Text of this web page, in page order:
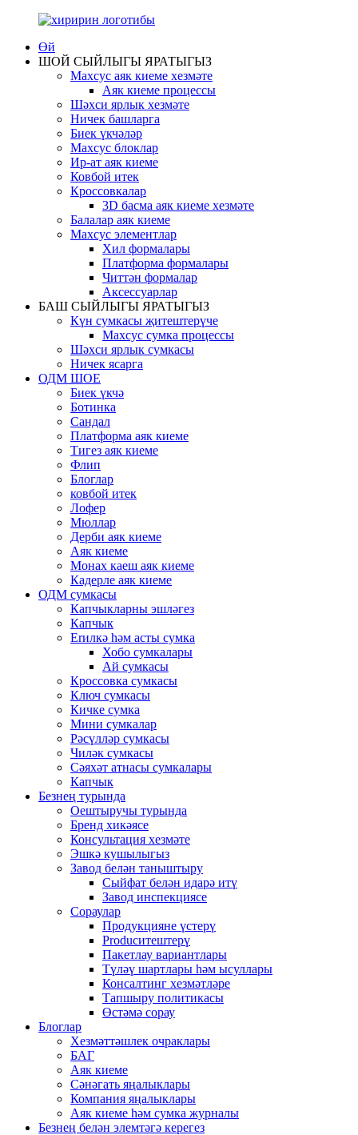
Өй
ШОЙ СЫЙЛЫГЫ ЯРАТЫГЫЗ
Махсус аяк киеме хезмәте
Аяк киеме процессы
Шәхси ярлык хезмәте
Ничек башларга
Биек үкчәләр
Махсус блоклар
Ир-ат аяк киеме
Ковбой итек
Кроссовкалар
3D басма аяк киеме хезмәте
Балалар аяк киеме
Махсус элементлар
Хил формалары
Платформа формалары
Читтән формалар
Аксессуарлар
БАШ СЫЙЛЫГЫ ЯРАТЫГЫЗ
Күн сумкасы җитештерүче
Махсус сумка процессы
Шәхси ярлык сумкасы
Ничек ясарга
ОДМ ШОЕ
Биек үкчә
Ботинка
Сандал
Платформа аяк киеме
Тигез аяк киеме
Флип
Блоглар
ковбой итек
Лофер
Мюллар
Дерби аяк киеме
Аяк киеме
Монах каеш аяк киеме
Кадерле аяк киеме
ОДМ сумкасы
Капчыкларны эшләгез
Капчык
Erилкә һәм асты сумка
Хобо сумкалары
Ай сумкасы
Кроссовка сумкасы
Ключ сумкасы
Кичке сумка
Мини сумкалар
Рәсүлләр сумкасы
Чиләк сумкасы
Сәяхәт атнасы сумкалары
Капчык
Безнең турында
Оештыручы турында
Бренд хикәясе
Консультация хезмәте
Эшкә кушылыгыз
Завод белән таныштыру
Сыйфат белән идарә итү
Завод инспекциясе
Сораулар
Продукцияне үстерү
Producитештерү
Пакетлау вариантлары
Түләү шартлары һәм ысуллары
Консалтинг хезмәтләре
Тапшыру политикасы
Өстәмә сорау
Блоглар
Хезмәттәшлек очраклары
БАГ
Аяк киеме
Сәнәгать яңалыклары
Компания яңалыклары
Аяк киеме һәм сумка журналы
Безнең белән элемтәгә керегез